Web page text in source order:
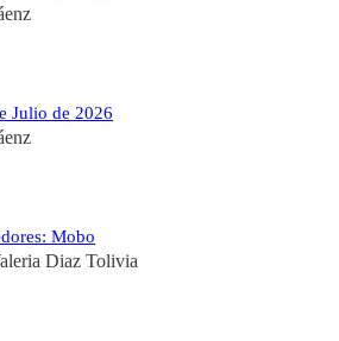
Julio de 2026
Mobo
Diaz Tolivia